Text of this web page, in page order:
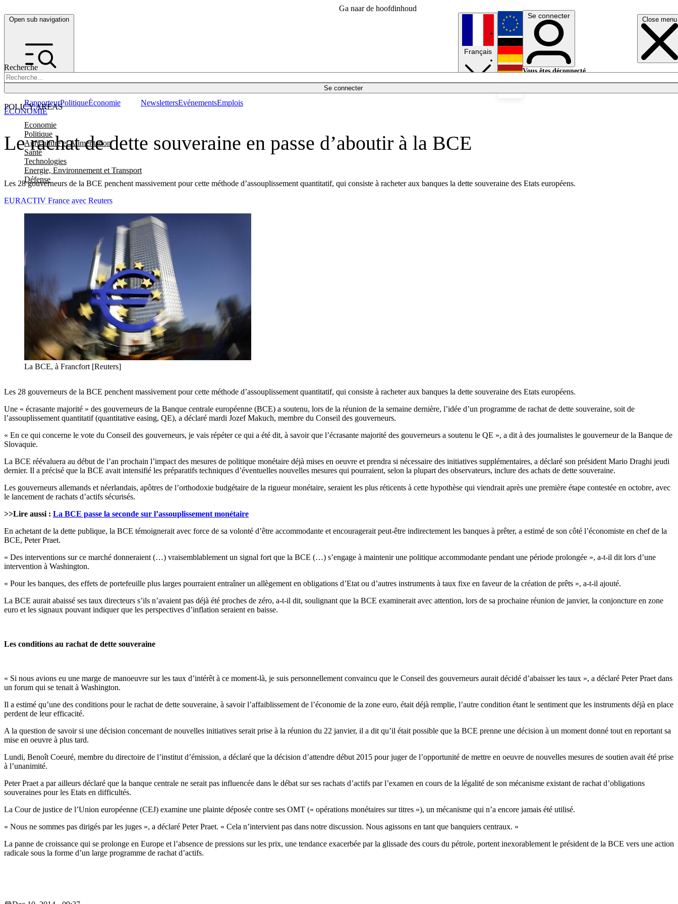
Ga naar de hoofdinhoud
Open sub navigation Close menu
Recherche
Se connecter
POLICY AREAS
Economie
Politique
Agriculture et Alimentation
Santé
Technologies
Energie, Environnement et Transport
Défense
RapporteurPolitiqueÉconomie NewslettersEvénementsEmplois
Français
English
Deutsch
Se connecter
Vous êtes déconnecté.
Le rachat de dette souveraine en passe d’aboutir à la BCE
Les 28 gouverneurs de la BCE penchent massivement pour cette méthode d’assouplissement quantitatif, qui consiste à racheter aux banques la dette souveraine des Etats européens.
ÉCONOMIE
EURACTIV France avec Reuters
La BCE, à Francfort [Reuters]
Les 28 gouverneurs de la BCE penchent massivement pour cette méthode d’assouplissement quantitatif, qui consiste à racheter aux banques la dette souveraine des Etats européens.
Une « écrasante majorité » des gouverneurs de la Banque centrale européenne (BCE) a soutenu, lors de la réunion de la semaine dernière, l’idée d’un programme de rachat de dette souveraine, soit de
l’assouplissement quantitatif (quantitative easing, QE), a déclaré mardi Jozef Makuch, membre du Conseil des gouverneurs.
« En ce qui concerne le vote du Conseil des gouverneurs, je vais répéter ce qui a été dit, à savoir que l’écrasante majorité des gouverneurs a soutenu le QE », a dit à des journalistes le gouverneur de la Banque de
Slovaquie.
La BCE réévaluera au début de l’an prochain l’impact des mesures de politique monétaire déjà mises en oeuvre et prendra si nécessaire des initiatives supplémentaires, a déclaré son président Mario Draghi jeudi
dernier. Il a précisé que la BCE avait intensifié les préparatifs techniques d’éventuelles nouvelles mesures qui pourraient, selon la plupart des observateurs, inclure des achats de dette souveraine.
Les gouverneurs allemands et néerlandais, apôtres de l’orthodoxie budgétaire de la rigueur monétaire, seraient les plus réticents à cette hypothèse qui viendrait après une première étape contestée en octobre, avec
le lancement de rachats d’actifs sécurisés.
>>Lire aussi : La BCE passe la seconde sur l’assouplissement monétaire
En achetant de la dette publique, la BCE témoignerait avec force de sa volonté d’être accommodante et encouragerait peut-être indirectement les banques à prêter, a estimé de son côté l’économiste en chef de la
BCE, Peter Praet.
« Des interventions sur ce marché donneraient (…) vraisemblablement un signal fort que la BCE (…) s’engage à maintenir une politique accommodante pendant une période prolongée », a-t-il dit lors d’une
intervention à Washington.
« Pour les banques, des effets de portefeuille plus larges pourraient entraîner un allègement en obligations d’Etat ou d’autres instruments à taux fixe en faveur de la création de prêts », a-t-il ajouté.
La BCE aurait abaissé ses taux directeurs s’ils n’avaient pas déjà été proches de zéro, a-t-il dit, soulignant que la BCE examinerait avec attention, lors de sa prochaine réunion de janvier, la conjoncture en zone
euro et les signaux pouvant indiquer que les perspectives d’inflation seraient en baisse.
Les conditions au rachat de dette souveraine
« Si nous avions eu une marge de manoeuvre sur les taux d’intérêt à ce moment-là, je suis personnellement convaincu que le Conseil des gouverneurs aurait décidé d’abaisser les taux », a déclaré Peter Praet dans
un forum qui se tenait à Washington.
Il a estimé qu’une des conditions pour le rachat de dette souveraine, à savoir l’affaiblissement de l’économie de la zone euro, était déjà remplie, l’autre condition étant le sentiment que les instruments déjà en place
perdent de leur efficacité.
A la question de savoir si une décision concernant de nouvelles initiatives serait prise à la réunion du 22 janvier, il a dit qu’il était possible que la BCE prenne une décision à un moment donné tout en reportant sa
mise en oeuvre à plus tard.
Lundi, Benoît Coeuré, membre du directoire de l’institut d’émission, a déclaré que la décision d’attendre début 2015 pour juger de l’opportunité de mettre en oeuvre de nouvelles mesures de soutien avait été prise
à l’unanimité.
Peter Praet a par ailleurs déclaré que la banque centrale ne serait pas influencée dans le débat sur ses rachats d’actifs par l’examen en cours de la légalité de son mécanisme existant de rachat d’obligations
souveraines pour les Etats en difficultés.
La Cour de justice de l’Union européenne (CEJ) examine une plainte déposée contre ses OMT (« opérations monétaires sur titres »), un mécanisme qui n’a encore jamais été utilisé.
« Nous ne sommes pas dirigés par les juges », a déclaré Peter Praet. « Cela n’intervient pas dans notre discussion. Nous agissons en tant que banquiers centraux. »
La panne de croissance qui se prolonge en Europe et l’absence de pressions sur les prix, une tendance exacerbée par la glissade des cours du pétrole, portent inexorablement le président de la BCE vers une action
radicale sous la forme d’un large programme de rachat d’actifs.